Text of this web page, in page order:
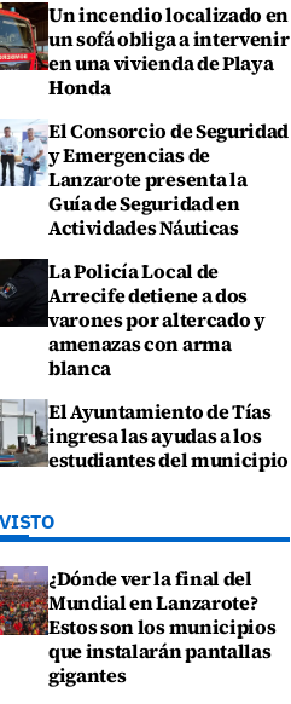
Un incendio localizado en
un sofá obliga a intervenir
en una vivienda de Playa
Honda
El Consorcio de Seguridad
y Emergencias de
Lanzarote presenta la
Guía de Seguridad en
Actividades Náuticas
La Policía Local de
Arrecife detiene a dos
varones por altercado y
amenazas con arma
blanca
El Ayuntamiento de Tías
ingresa las ayudas a los
estudiantes del municipio
¿Dónde ver la final del
Mundial en Lanzarote?
Estos son los municipios
que instalarán pantallas
gigantes